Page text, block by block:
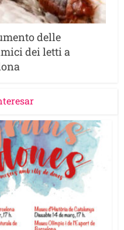
delle
dei letti a